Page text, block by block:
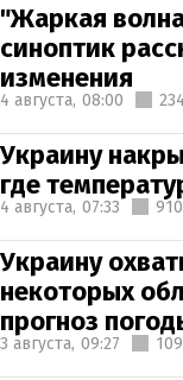
"Жаркая
синоптик
изменения
4 августа, 08:00
Украину
где
4 августа, 07:33 910
Украину
некоторых
прогноз
3 августа, 09:27